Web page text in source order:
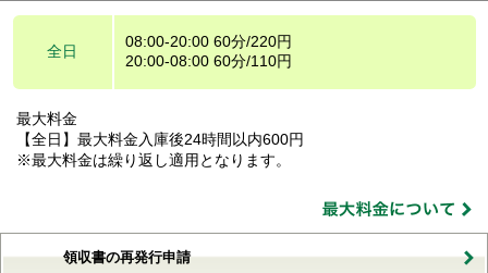
全日
08:00-20:00 60分/220円
20:00-08:00 60分/110円
最大料金
【全日】最大料金入庫後24時間以内600円
※最大料金は繰り返し適用となります。
領収書の再発行申請